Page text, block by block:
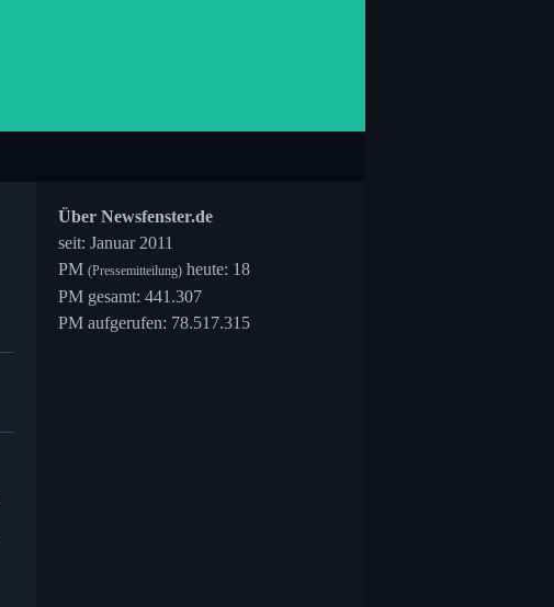
Über Newsfenster.de
seit: Januar 2011
PM (Pressemitteilung) heute: 18
PM gesamt: 441.307
PM aufgerufen: 78.517.315